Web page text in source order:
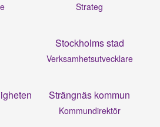
Strateg
Stockholms stad
Verksamhetsutvecklare
Strängnäs kommun
Kommundirektör